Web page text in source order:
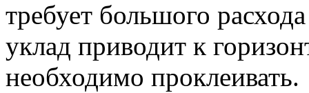
требует большого
уклад приводит к
необходимо проклеивать.